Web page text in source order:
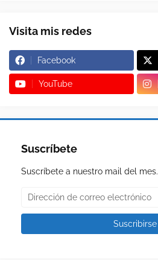
Visita mis redes
Facebook
YouTube
Suscríbete
Suscríbete a nuestro mail del mes.